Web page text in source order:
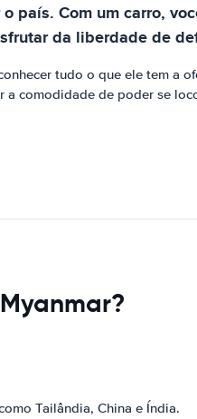
país. Com um carro,
da liberdade de
tudo o que ele tem a
comodidade de poder se
Tailândia, China e Índia.